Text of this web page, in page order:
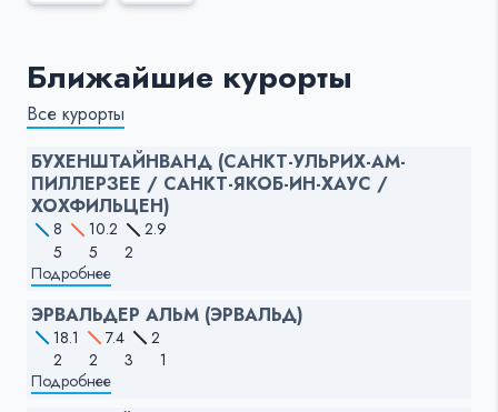
Ближайшие курорты
Все курорты
БУХЕНШТАЙНВАНД (САНКТ-УЛЬРИХ-АМ-
ПИЛЛЕРЗЕЕ / САНКТ-ЯКОБ-ИН-ХАУС /
ХОХФИЛЬЦЕН)
8 10.2
2.9
5
5
2
Подробнее
ЭРВАЛЬДЕР АЛЬМ (ЭРВАЛЬД)
18.1 7.4
2
2
2 3
1
Подробнее